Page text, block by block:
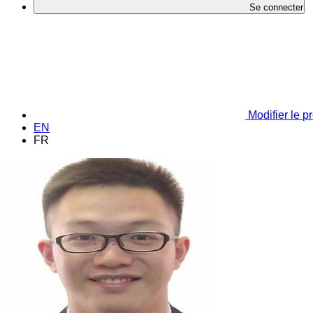
Se connecter
Modifier le
EN
FR